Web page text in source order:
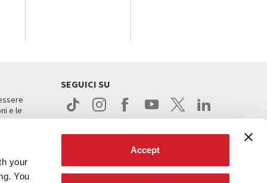
your
You
Accept
e le
SEGUICI SU